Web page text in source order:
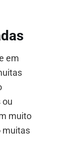
em
ou
muito
muitas